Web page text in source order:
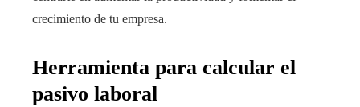
crecimiento de tu empresa.
Herramienta para calcular el
pasivo laboral